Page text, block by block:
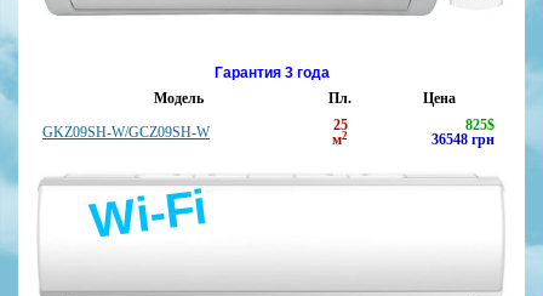
Гарантия 3 года
Модель
Пл.
Цена
GKZ09SH-W/GCZ09SH-W
25
м2
825$
36548 грн
Wi-Fi